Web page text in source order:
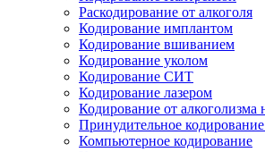
Раскодирование от алкоголя
Кодирование имплантом
Кодирование вшиванием
Кодирование уколом
Кодирование СИТ
Кодирование лазером
Кодирование от алкоголизма
Принудительное кодирование
Компьютерное кодирование